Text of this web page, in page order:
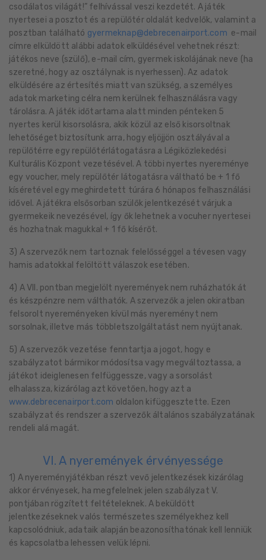
csodálatos világát!” felhívással veszi kezdetét. A játék
nyertesei a posztot és a repülőtér oldalát kedvelők, valamint a
posztban található
@
e-mail
címre elküldött alábbi adatok elküldésével vehetnek részt:
játékos neve (szülő), e-mail cím, gyermek iskolájának neve (ha
szeretné, hogy az osztálynak is nyerhessen). Az adatok
elküldésére az értesítés miatt van szükség, a személyes
adatok marketing célra nem kerülnek felhasználásra vagy
tárolásra. A játék időtartama alatt minden pénteken 5
nyertes kerül kisorsolásra, akik közül az első kisorsoltnak
lehetőséget biztosítunk arra, hogy eljöjjön osztályával a
repülőtérre egy repülőtérlátogatásra a Légiközlekedési
Kulturális Központ vezetésével. A többi nyertes nyereménye
egy voucher, mely repülőtér látogatásra váltható be + 1 fő
kíséretével egy meghirdetett túrára 6 hónapos felhasználási
idővel. A játékra elsősorban szülők jelentkezését várjuk a
gyermekeik nevezésével, így ők lehetnek a vocuher nyertesei
és hozhatnak magukkal + 1 fő kísérőt.
3) A szervezők nem tartoznak felelősséggel a tévesen vagy
hamis adatokkal felöltött válaszok esetében.
4) A VII. pontban megjelölt nyeremények nem ruházhatók át
és készpénzre nem válthatók. A szervezők a jelen okiratban
felsorolt nyereményeken kívül más nyereményt nem
sorsolnak, illetve más többletszolgáltatást nem nyújtanak.
5) A szervezők vezetése fenntartja a jogot, hogy e
szabályzatot bármikor módosítsa vagy megváltoztassa, a
játékot ideiglenesen felfüggessze, vagy a sorsolást
elhalassza, kizárólag azt követően, hogy azt a
www.debrecenairport.com oldalon kifüggesztette. Ezen
szabályzat és rendszer a szervezők általános szabályzatának
rendeli alá magát.
VI. A nyeremények érvényessége
1) A nyereményjátékban részt vevő jelentkezések kizárólag
akkor érvényesek, ha megfelelnek jelen szabályzat V.
pontjában rögzített feltételeknek. A beküldött
jelentkezéseknek valós természetes személyekhez kell
kapcsolódniuk, adataik alapján beazonosíthatónak kell lenniük
és kapcsolatba lehessen velük lépni.